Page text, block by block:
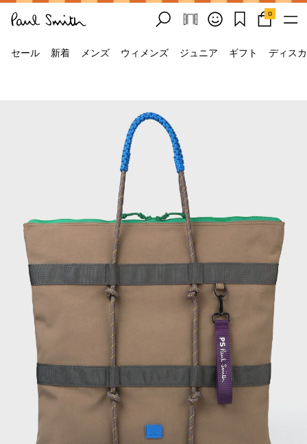
0
セール 新着 メンズ ウィメンズ ジュニア ギフト ディス